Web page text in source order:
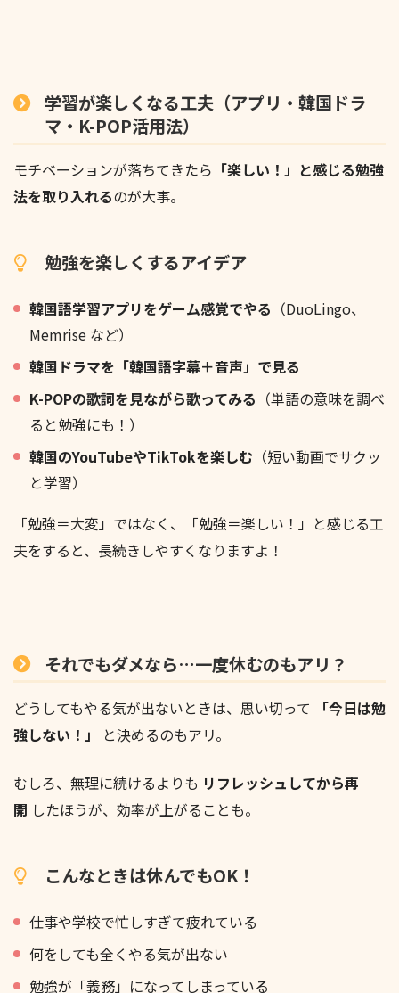
学習が楽しくなる工夫（アプリ・韓国ドラ
マ・K-POP活用法）
モチベーションが落ちてきたら 「楽しい！」と感じる勉強
法を取り入れるのが大事。
勉強を楽しくするアイデア
韓国語学習アプリをゲーム感覚でやる （DuoLingo、
Memrise など）
韓国ドラマを「韓国語字幕＋音声」で見る
K-POPの歌詞を見ながら歌ってみる （単語の意味を調べ
ると勉強にも！）
韓国のYouTubeやTikTokを楽しむ （短い動画でサクッ
と学習）
「勉強＝大変」ではなく、「勉強＝楽しい！」と感じる工
夫をすると、長続きしやすくなりますよ！
それでもダメなら…一度休むのもアリ？
どうしてもやる気が出ないときは、思い切って
「今日は勉
強しない！」
と決めるのもアリ。
むしろ、無理に続けるよりも リフレッシュしてから再
開 したほうが、効率が上がることも。
こんなときは休んでもOK！
仕事や学校で忙しすぎて疲れている
何をしても全くやる気が出ない
勉強が「義務」になってしまっている